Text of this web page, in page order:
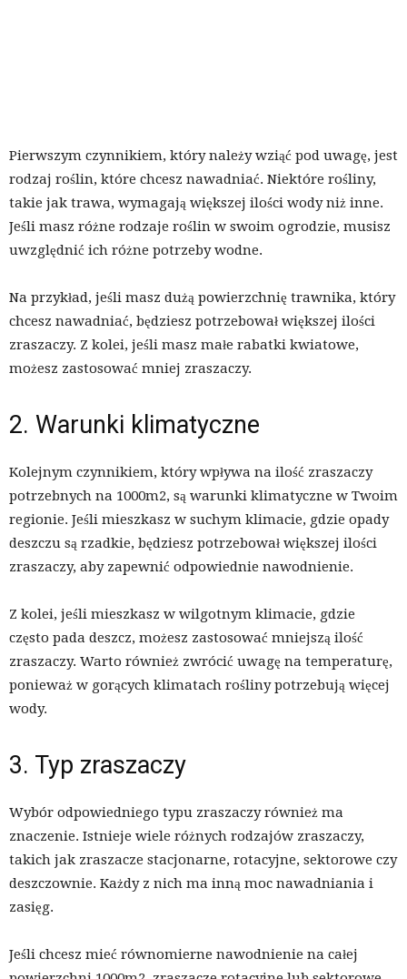
Pierwszym czynnikiem, który należy wziąć pod uwagę, jest
rodzaj roślin, które chcesz nawadniać. Niektóre rośliny,
takie jak trawa, wymagają większej ilości wody niż inne.
Jeśli masz różne rodzaje roślin w swoim ogrodzie, musisz
uwzględnić ich różne potrzeby wodne.
Na przykład, jeśli masz dużą powierzchnię trawnika, który
chcesz nawadniać, będziesz potrzebował większej ilości
zraszaczy. Z kolei, jeśli masz małe rabatki kwiatowe,
możesz zastosować mniej zraszaczy.
2. Warunki klimatyczne
Kolejnym czynnikiem, który wpływa na ilość zraszaczy
potrzebnych na 1000m2, są warunki klimatyczne w Twoim
regionie. Jeśli mieszkasz w suchym klimacie, gdzie opady
deszczu są rzadkie, będziesz potrzebował większej ilości
zraszaczy, aby zapewnić odpowiednie nawodnienie.
Z kolei, jeśli mieszkasz w wilgotnym klimacie, gdzie
często pada deszcz, możesz zastosować mniejszą ilość
zraszaczy. Warto również zwrócić uwagę na temperaturę,
ponieważ w gorących klimatach rośliny potrzebują więcej
wody.
3. Typ zraszaczy
Wybór odpowiedniego typu zraszaczy również ma
znaczenie. Istnieje wiele różnych rodzajów zraszaczy,
takich jak zraszacze stacjonarne, rotacyjne, sektorowe czy
deszczownie. Każdy z nich ma inną moc nawadniania i
zasięg.
Jeśli chcesz mieć równomierne nawodnienie na całej